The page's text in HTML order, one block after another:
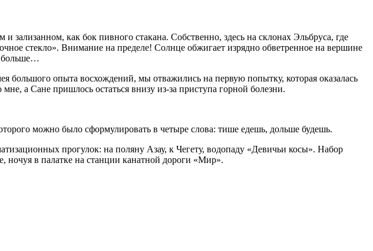
зализанном, как бок пивного стакана. Собственно, здесь на склонах Эльбруса, где
стекло». Внимание на пределе! Солнце обжигает изрядно обветренное на вершине
больше…
большого опыта восхождений, мы отважились на первую попытку, которая оказалась
а Сане пришлось остаться внизу из-за приступа горной болезни.
можно было сформулировать в четыре слова: тише едешь, дольше будешь.
прогулок: на поляну Азау, к Чегету, водопаду «Девичьи косы». Набор
ночуя в палатке на станции канатной дороги «Мир».